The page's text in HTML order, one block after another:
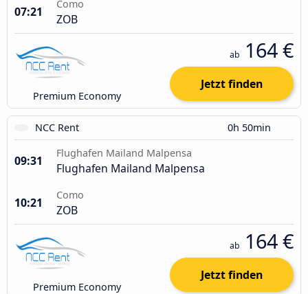
07:21
Como
ZOB
Premium Economy
ab 164 €
Jetzt finden
NCC Rent 0h 50min
09:31
Flughafen Mailand Malpensa
Flughafen Mailand Malpensa
10:21
Como
ZOB
Premium Economy
ab 164 €
Jetzt finden